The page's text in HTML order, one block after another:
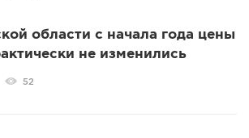
области с начала года цены
не изменились
52